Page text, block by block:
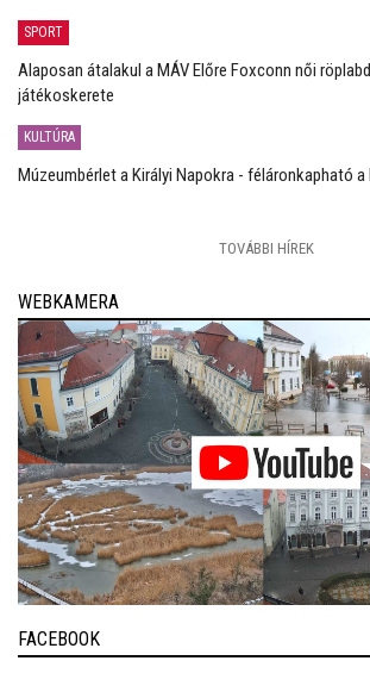
SPORT
Alaposan átalakul a MÁV Előre Foxconn női
játékoskerete
KULTÚRA
Múzeumbérlet a Királyi Napokra - féláronkapható
TOVÁBBI HÍREK
WEBKAMERA
FACEBOOK